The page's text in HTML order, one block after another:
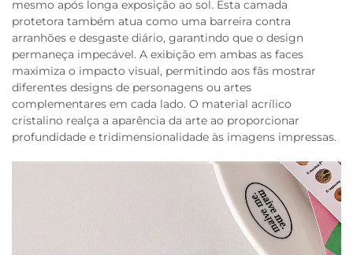
mesmo após longa exposição ao sol. Esta camada
protetora também atua como uma barreira contra
arranhões e desgaste diário, garantindo que o design
permaneça impecável. A exibição em ambas as faces
maximiza o impacto visual, permitindo aos fãs mostrar
diferentes designs de personagens ou artes
complementares em cada lado. O material acrílico
cristalino realça a aparência da arte ao proporcionar
profundidade e tridimensionalidade às imagens impressas.